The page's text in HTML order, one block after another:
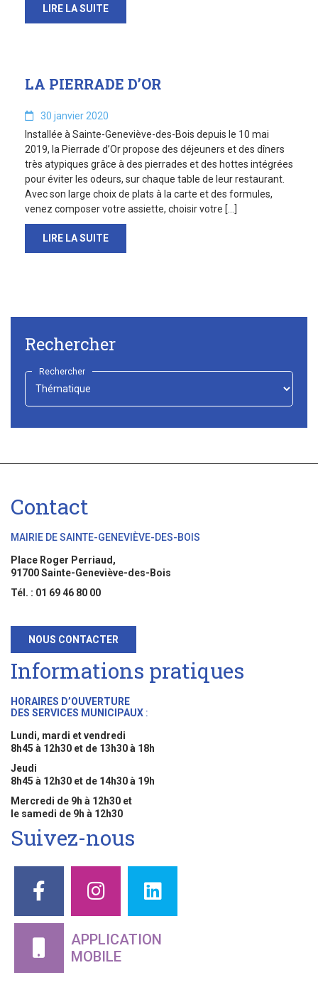
LIRE LA SUITE
LA PIERRADE D’OR
30 janvier 2020
Installée à Sainte-Geneviève-des-Bois depuis le 10 mai
2019, la Pierrade d’Or propose des déjeuners et des dîners
très atypiques grâce à des pierrades et des hottes intégrées
pour éviter les odeurs, sur chaque table de leur restaurant.
Avec son large choix de plats à la carte et des formules,
venez composer votre assiette, choisir votre […]
LIRE LA SUITE
Rechercher
Rechercher
Choisir
Contact
MAIRIE DE SAINTE-GENEVIÈVE-DES-BOIS
Place Roger Perriaud,
91700 Sainte-Geneviève-des-Bois
Tél. : 01 69 46 80 00
NOUS CONTACTER
Informations pratiques
HORAIRES D’OUVERTURE
DES SERVICES MUNICIPAUX :
Lundi, mardi et vendredi
8h45 à 12h30 et de 13h30 à 18h
Jeudi
8h45 à 12h30 et de 14h30 à 19h
Mercredi de 9h à 12h30 et
le samedi de 9h à 12h30
Suivez-nous
APPLICATION
MOBILE